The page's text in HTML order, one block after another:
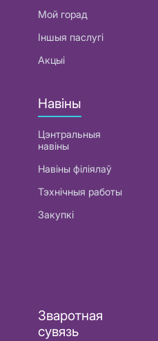
Мой горад
Іншыя паслугі
Акцыі
Навіны
Цэнтральныя
навіны
Навіны філіялаў
Тэхнічныя работы
Закупкі
Зваротная
сувязь